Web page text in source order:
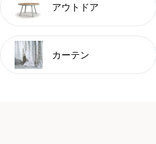
アウトドア
カーテン